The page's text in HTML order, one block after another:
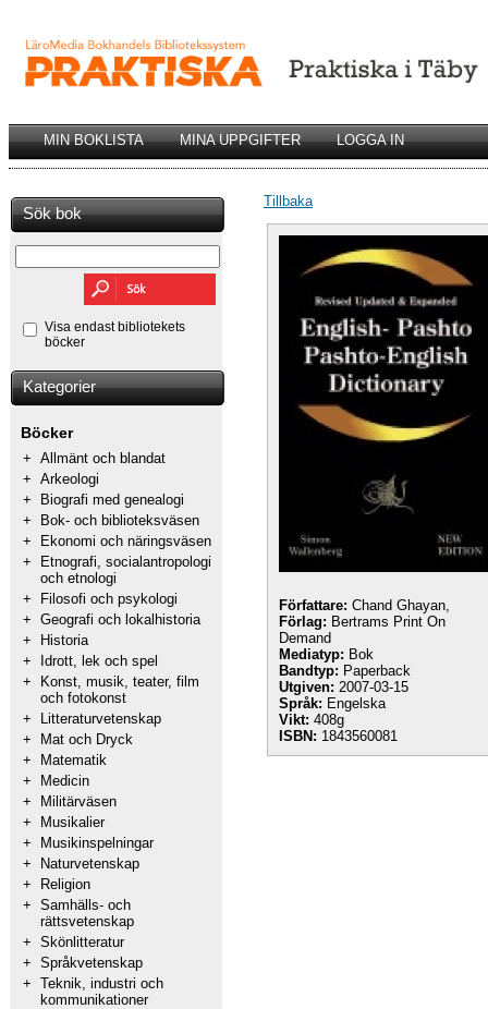
MIN BOKLISTA MINA UPPGIFTER LOGGA IN
Sök bok
Visa endast bibliotekets
böcker
Kategorier
Böcker
+ Allmänt och blandat
+ Arkeologi
+
Biografi med genealogi
+
Bok- och biblioteksväsen
+
Ekonomi och näringsväsen
+
Etnografi, socialantropologi
och etnologi
+
Filosofi och psykologi
+ Geografi och lokalhistoria
+
Historia
+
Idrott, lek och spel
+
Konst, musik, teater, film
och fotokonst
+
Litteraturvetenskap
+
Mat och Dryck
+
Matematik
+
Medicin
+
Militärväsen
+
Musikalier
+
Musikinspelningar
+
Naturvetenskap
+
Religion
+ Samhälls- och
rättsvetenskap
+ Skönlitteratur
+ Språkvetenskap
+ Teknik, industri och
kommunikationer
Tillbaka
Författare: Chand Ghayan,
Förlag: Bertrams Print On
Demand
Mediatyp: Bok
Bandtyp: Paperback
Utgiven: 2007-03-15
Språk: Engelska
Vikt: 408g
ISBN: 1843560081